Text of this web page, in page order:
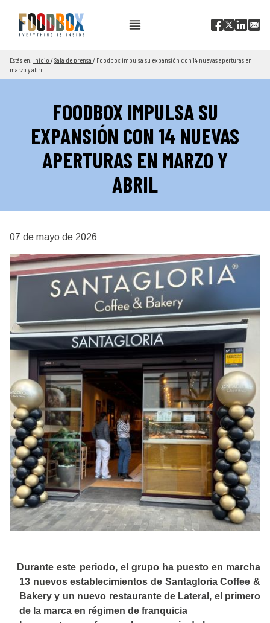
Estás en: Inicio /Sala de prensa / Foodbox impulsa su expansión con 14 nuevas aperturas en
marzo y abril
FOODBOX IMPULSA SU
EXPANSIÓN CON 14 NUEVAS
APERTURAS EN MARZO Y
ABRIL
07 de mayo de 2026
Durante este periodo, el grupo ha puesto en marcha
13 nuevos establecimientos de Santagloria Coffee &
Bakery y un nuevo restaurante de Lateral, el primero
de la marca en régimen de franquicia